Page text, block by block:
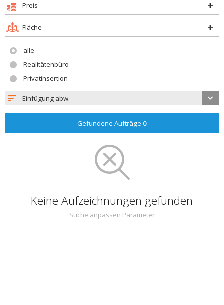
Preis
Fläche
alle
Realitätenbüro
Privatinsertion
Einfügung abw.
Gefundene Aufträge 0
Keine Aufzeichnungen gefunden
Suche anpassen Parameter